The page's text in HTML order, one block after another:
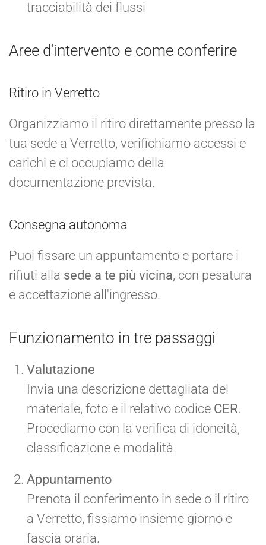
tracciabilità dei flussi
Aree d'intervento e come conferire
Ritiro in Verretto
Organizziamo il ritiro direttamente presso la
tua sede a Verretto, verifichiamo accessi e
carichi e ci occupiamo della
documentazione prevista.
Consegna autonoma
Puoi fissare un appuntamento e portare i
rifiuti alla sede a te più vicina, con pesatura
e accettazione all'ingresso.
Funzionamento in tre passaggi
Valutazione
Invia una descrizione dettagliata del
materiale, foto e il relativo codice CER.
Procediamo con la verifica di idoneità,
classificazione e modalità.
Appuntamento
Prenota il conferimento in sede o il ritiro
a Verretto, fissiamo insieme giorno e
fascia oraria.